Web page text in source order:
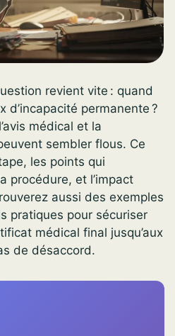
revient vite : quand
d’incapacité permanente ?
médical et la
sembler flous. Ce
les points qui
procédure, et l’impact
aussi des exemples
pratiques pour sécuriser
médical final jusqu’aux
de désaccord.